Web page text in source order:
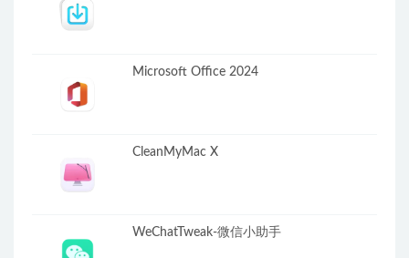
Microsoft Office 2024
CleanMyMac X
WeChatTweak-微信小助手